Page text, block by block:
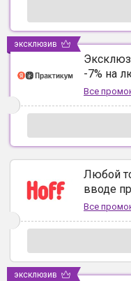
-7% на
Все
эксклюзив
Любой
вводе
Все
эксклюзив